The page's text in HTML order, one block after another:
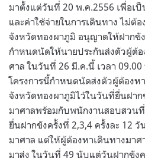
มาตั้งแต่วันที่ 20 พ.ค.2556 เพื่อเป็
และค่าใช้จ่ายในการเดินทาง ไม่ต้
จังหวัดทองผาภูมิ อนุญาตให้ฝากขั
กำหนดนัดให้นายประกันส่งตัวผู้ต้
ศาล ในวันที่ 26 มี.ค.นี้ เวลา
โครงการนี้กำหนดนัดส่งตัวผู้ต้องห
จังหวัดทองผาภูมิไว้ในวันที่ยื่นฝาก
มาศาลพร้อมกับพนักงานสอบสวนที่
ยื่นฝากขังครั้งที่ 2,3,4 ครั้งละ 12
มาศาล แต่ให้ผู้ต้องหาเดินทางมา
มาส่ง ในวันที่ 49 นับแต่วันฝากขัง